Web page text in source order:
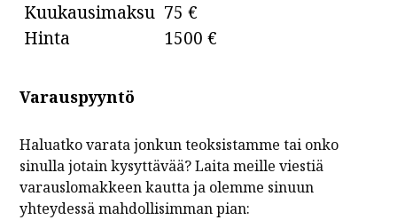
Kuukausimaksu 75 €
Hinta
1500 €
Varauspyyntö
Haluatko varata jonkun teoksistamme tai onko
sinulla jotain kysyttävää? Laita meille viestiä
varauslomakkeen kautta ja olemme sinuun
yhteydessä mahdollisimman pian: